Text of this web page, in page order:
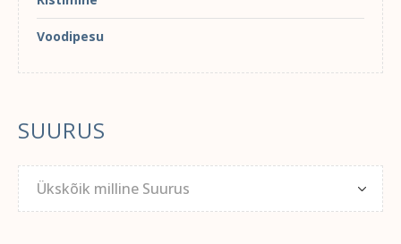
Voodipesu
SUURUS
Ükskõik milline Suurus